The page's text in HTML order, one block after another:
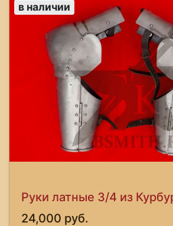
в наличии
Руки латные 3/4 из
24,000 руб.